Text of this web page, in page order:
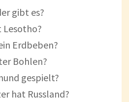
gibt es?
Lesotho?
Erdbeben?
Bohlen?
gespielt?
hat Russland?